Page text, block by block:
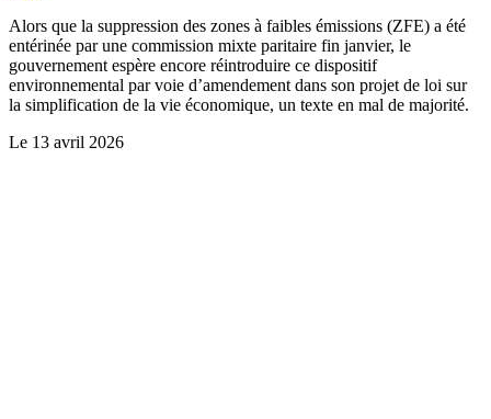
Alors que la suppression des zones à faibles émissions (ZFE) a été
entérinée par une commission mixte paritaire fin janvier, le
gouvernement espère encore réintroduire ce dispositif
environnemental par voie d’amendement dans son projet de loi sur
la simplification de la vie économique, un texte en mal de majorité.
Le 13 avril 2026